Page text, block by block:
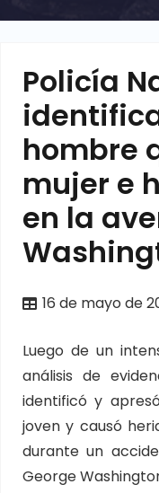
Policía
hombre
mujer e
en la
16 de mayo de
Luego de un
análisis de
identificó y
joven y causó
durante un
George